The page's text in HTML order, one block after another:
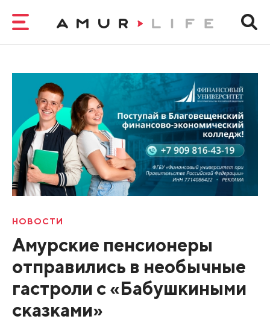
НОВОСТИ
Амурские пенсионеры
отправились в необычные
гастроли с «Бабушкиными
сказками»